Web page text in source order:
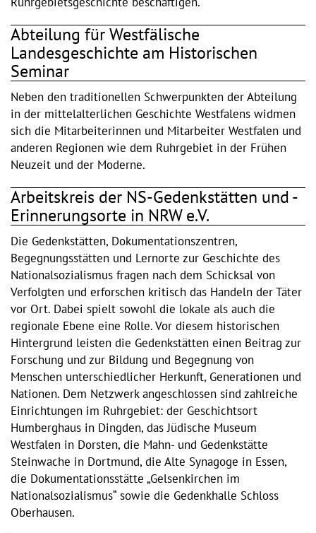
Abteilung für Westfälische
Landesgeschichte am Historischen
Seminar
Neben den traditionellen Schwerpunkten der Abteilung
in der mittelalterlichen Geschichte Westfalens widmen
sich die Mitarbeiterinnen und Mitarbeiter Westfalen und
anderen Regionen wie dem Ruhrgebiet in der Frühen
Neuzeit und der Moderne.
Arbeitskreis der NS-Gedenkstätten und -
Erinnerungsorte in NRW e.V.
Die Gedenkstätten, Dokumentationszentren,
Begegnungsstätten und Lernorte zur Geschichte des
Nationalsozialismus fragen nach dem Schicksal von
Verfolgten und erforschen kritisch das Handeln der Täter
vor Ort. Dabei spielt sowohl die lokale als auch die
regionale Ebene eine Rolle. Vor diesem historischen
Hintergrund leisten die Gedenkstätten einen Beitrag zur
Forschung und zur Bildung und Begegnung von
Menschen unterschiedlicher Herkunft, Generationen und
Nationen. Dem Netzwerk angeschlossen sind zahlreiche
Einrichtungen im Ruhrgebiet: der Geschichtsort
Humberghaus in Dingden, das Jüdische Museum
Westfalen in Dorsten, die Mahn- und Gedenkstätte
Steinwache in Dortmund, die Alte Synagoge in Essen,
die Dokumentationsstätte „Gelsenkirchen im
Nationalsozialismus“ sowie die Gedenkhalle Schloss
Oberhausen.